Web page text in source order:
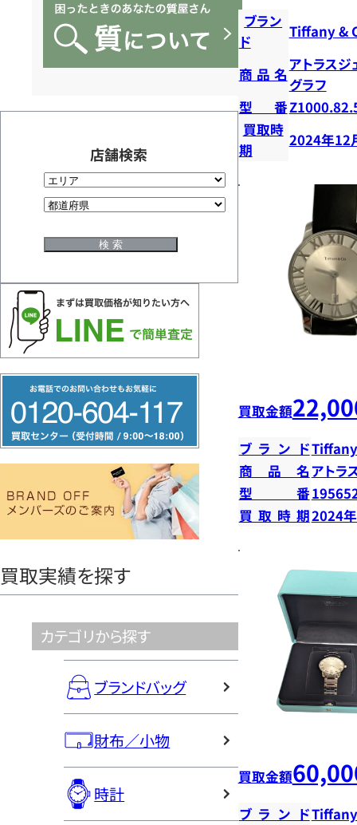
店舗検索
リ
ー
ヤ
買取実績を探す
カテゴリから探す
ブランドバッグ
財布／小物
時計
ブラン
ド
Tiffany &
商品名
アトラスジ
グラフ
型番
買取時
期
2024年12
買取金額
ブランド
商品名アトラ
型番
買取時期2024
買取金額
ブランド